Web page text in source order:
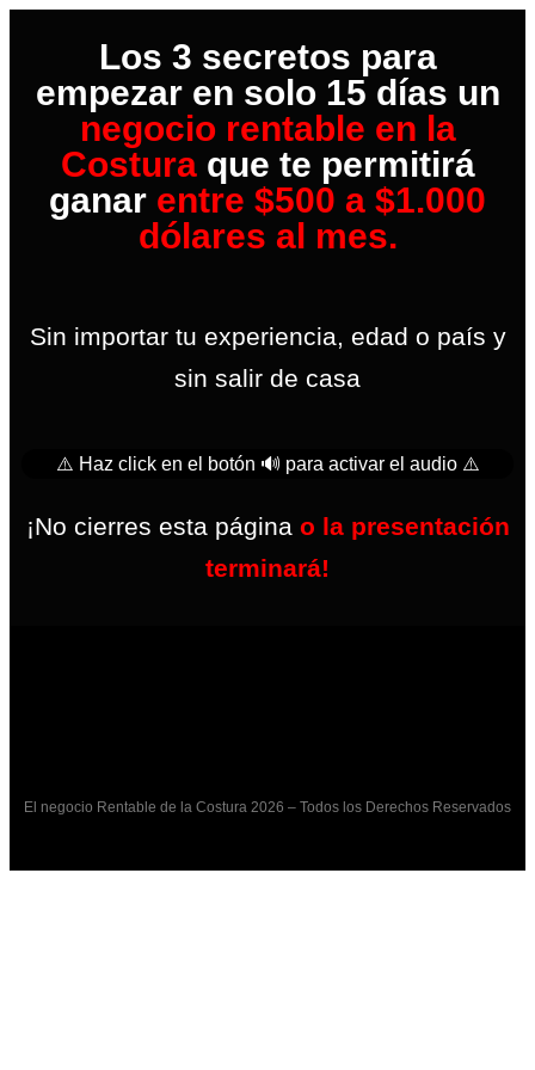
Los 3 secretos para
empezar en solo 15 días un
negocio rentable en la
Costura que te permitirá
ganar entre $500 a $1.000
dólares al mes.
Sin importar tu experiencia, edad o país y
sin salir de casa
⚠️ Haz click en el botón 🔊 para activar el audio ⚠️
¡No cierres esta página o la presentación
terminará!
El negocio Rentable de la Costura 2026 – Todos los Derechos Reservados